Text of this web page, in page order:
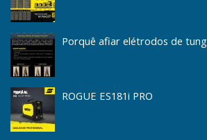
Porquê afiar elétrodos de
ROGUE ES181i PRO